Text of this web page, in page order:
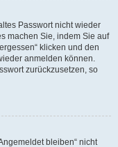
Passwort nicht wieder
machen Sie, indem Sie auf
klicken und den
anmelden können.
zurückzusetzen, so
bleiben“ nicht